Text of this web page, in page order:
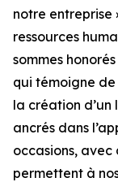
notre entreprise
ressources
sommes
qui témoigne de
la création
ancrés dans
occasions,
permettent à